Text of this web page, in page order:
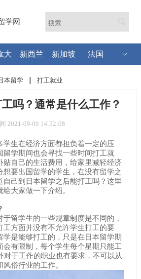
学网
大 新西兰 新加坡 法国
本留学 打工就业
吗？通常是什么工作？
2021-09-09 14:52:08
学生在经济方面都担负着一定的压
留学期间也会寻找一些时间打工就
贴自己的生活费用，给家里减轻经济
想要出国留学的学生，在没有留学之
自己到日本留学之后能打工吗？这里
大家做一下介绍。
于留学生的一些规章制度是不同的，
工方面并没有不允许学生打工的要
学是能够打工的，只是在日本留学期
会有限制，每个学生每个星期只能工
对于工作的职业也有要求，不可以从
俗行业的工作。